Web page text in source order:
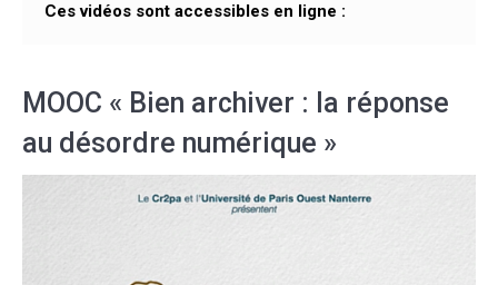
Ces vidéos sont accessibles en ligne :
MOOC « Bien archiver : la réponse
au désordre numérique »